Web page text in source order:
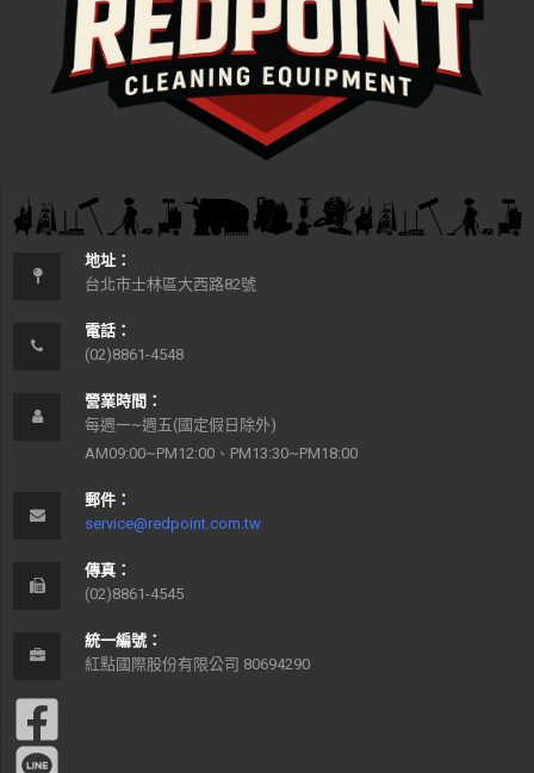
地址：
台北市士林區大西路82號
電話：
(02)8861-4548
營業時間：
每週一~週五(國定假日除外)
AM09:00~PM12:00、PM13:30~PM18:00
郵件：
service@redpoint.com.tw
傳真：
(02)8861-4545
統一編號：
紅點國際股份有限公司 80694290